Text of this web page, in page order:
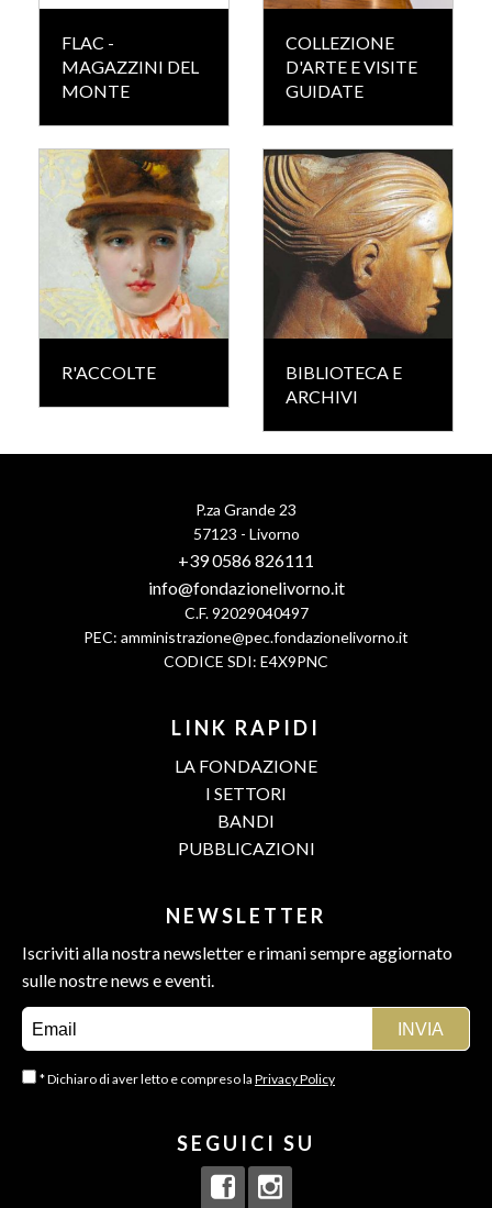
FLAC -
MAGAZZINI DEL
MONTE
COLLEZIONE
D'ARTE E VISITE
GUIDATE
R'ACCOLTE
BIBLIOTECA E
ARCHIVI
P.za Grande 23
57123 - Livorno
+39 0586 826111
info@fondazionelivorno.it
C.F. 92029040497
PEC: amministrazione@pec.fondazionelivorno.it
CODICE SDI: E4X9PNC
LINK RAPIDI
LA FONDAZIONE
I SETTORI
BANDI
PUBBLICAZIONI
NEWSLETTER
Iscriviti alla nostra newsletter e rimani sempre aggiornato
sulle nostre news e eventi.
* Dichiaro di aver letto e compreso la Privacy Policy
SEGUICI SU